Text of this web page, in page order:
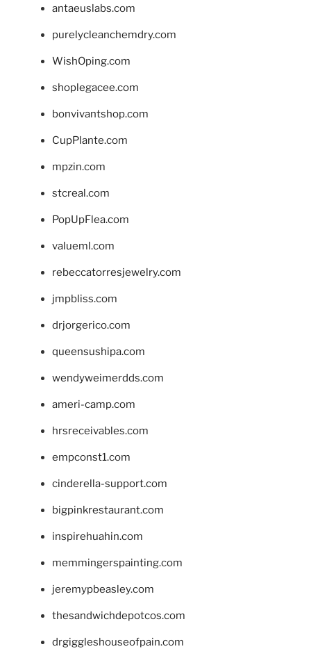
antaeuslabs.com
purelycleanchemdry.com
WishOping.com
shoplegacee.com
bonvivantshop.com
CupPlante.com
mpzin.com
stcreal.com
PopUpFlea.com
valueml.com
rebeccatorresjewelry.com
jmpbliss.com
drjorgerico.com
queensushipa.com
wendyweimerdds.com
ameri-camp.com
hrsreceivables.com
empconst1.com
cinderella-support.com
bigpinkrestaurant.com
inspirehuahin.com
memmingerspainting.com
jeremypbeasley.com
thesandwichdepotcos.com
drgiggleshouseofpain.com